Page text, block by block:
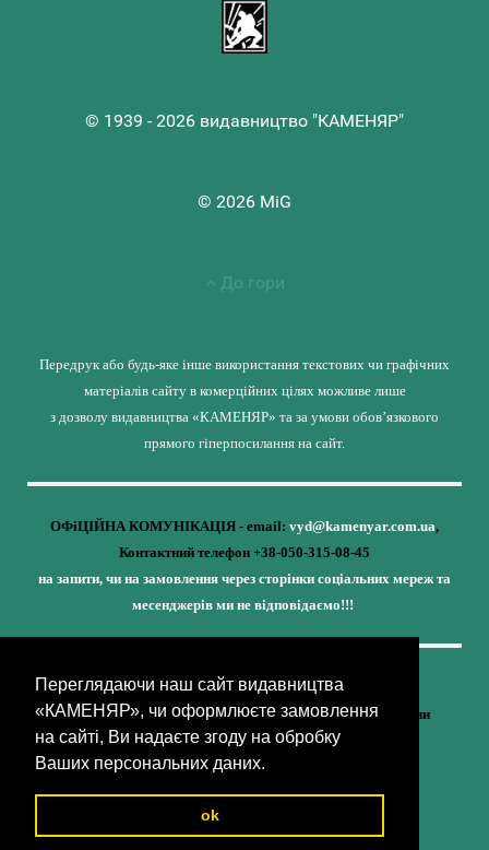
Переглядаючи наш сайт видавництва
«КАМЕНЯР», чи оформлюєте замовлення
на сайті, Ви надаєте згоду на обробку
Ваших персональних даних.
ok
© 1939 - 2026 видавництво "КАМЕНЯР"
© 2026 MiG
До гори
Передрук або будь-яке інше використання текстових чи графічних
матеріалів сайту в комерційних цілях можливе лише
з дозволу видавництва «КАМЕНЯР» та за умови обов’язкового
прямого гіперпосилання на сайт.
ОФіЦІЙНА КОМУНІКАЦІЯ - email: vyd@kamenyar.com.ua,
Контактний телефон +38-050-315-08-45
на запити, чи на замовлення через сторінки соціальних мереж та
месенджерів ми не відповідаємо!!!
Кожне наше видання - це внесок у спротив,
у збереження ідентичності та неминучу перемогу України
(видавництво «КАМЕНЯР»)